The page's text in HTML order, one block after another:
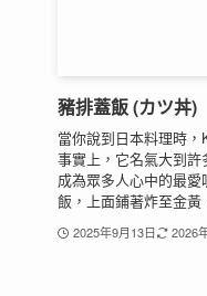
豬排蓋飯 (カツ丼)
當你說到日本料理時
事實上，它名氣大到
成為眾多人心中的最
飯，上面鋪著炸至金
2025年9月13日 2026